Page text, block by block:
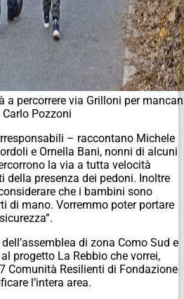
a percorrere via Grilloni per
Pozzoni
– raccontano Michele
e Ornella Bani, nonni di alcuni
la via a tutta velocità
della presenza dei pedoni. Inoltre
che i bambini sono
di mano. Vorremmo poter portare
di zona Como Sud e
progetto La Rebbio che vorrei,
Comunità Resilienti di Fondazione
l’intera area.